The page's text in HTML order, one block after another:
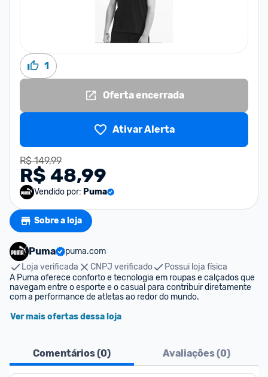
1
Oferta encerrada
Ativar Alerta
R$ 149,99
R$ 48,99
Vendido por: Puma
Sobre a loja
Puma
puma.com
Loja verificada
CNPJ verificado
Possui loja física
A Puma oferece conforto e tecnologia em roupas e calçados que
navegam entre o esporte e o casual para contribuir diretamente
com a performance de atletas ao redor do mundo.
Ver mais ofertas dessa loja
Comentários (0) Avaliações (0)